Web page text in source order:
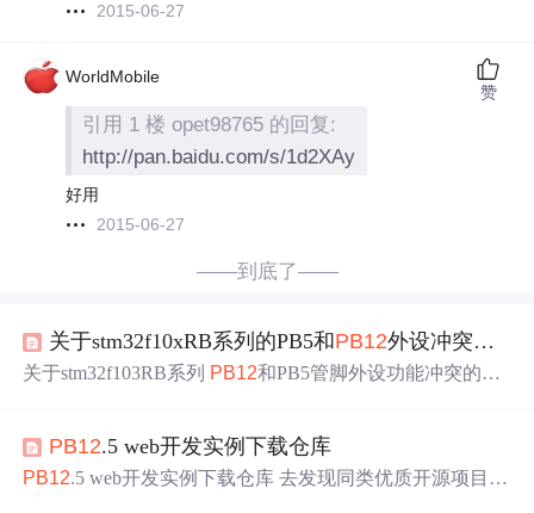
2015-06-27
WorldMobile
引用 1 楼 opet98765 的回复:
http://pan.baidu.com/s/1d2XAy
好用
2015-06-27
赞
——到底了——
关于stm32f10xRB系列的PB5和PB12外设冲突问题
关于stm32f103RB系列 PB12和PB5管脚外设功能冲突的介
PB12.5 web开发实例下载仓库
PB12.5 web开发实例下载仓库 去发现同类优质开源项目:ht